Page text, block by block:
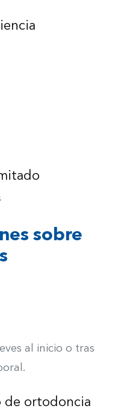
sobre
al inicio o tras
de ortodoncia